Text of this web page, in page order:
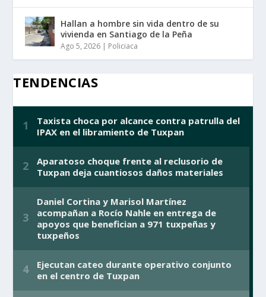
Hallan a hombre sin vida dentro de su
vivienda en Santiago de la Peña
Ago 5, 2026 | Policiaca
TENDENCIAS